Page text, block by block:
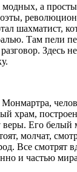
а
шахматист,
Там
храм,
Его
молчат,
Все смотрят
и частью